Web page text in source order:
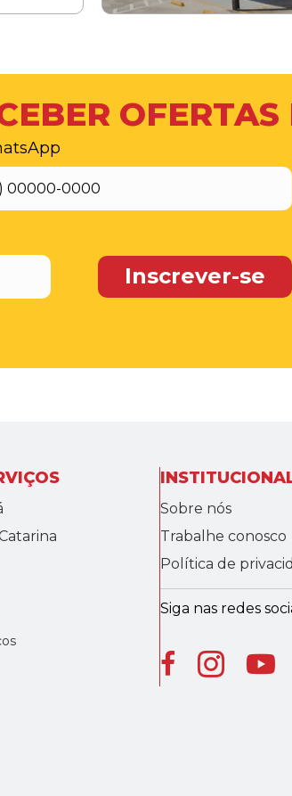
Sobre nós
Trabalhe conosco
Política de
Siga nas redes